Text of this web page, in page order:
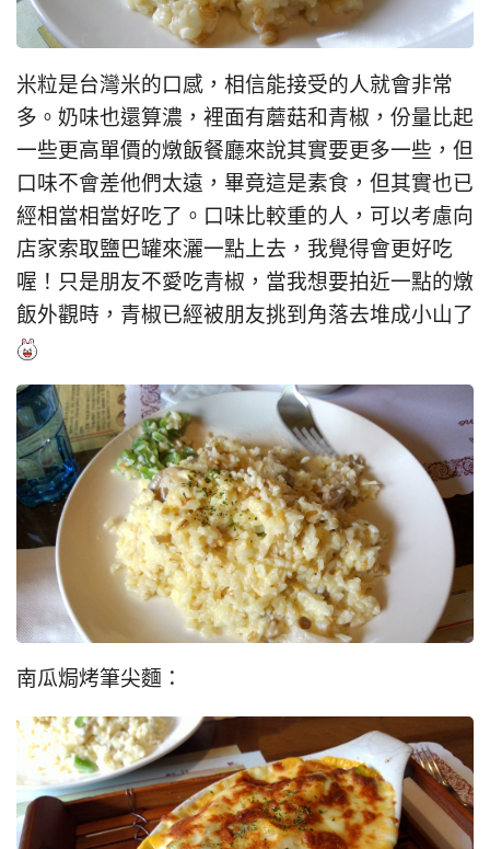
米粒是台灣米的口感，相信能接受的人就會非常
多。奶味也還算濃，裡面有蘑菇和青椒，份量比起
一些更高單價的燉飯餐廳來說其實要更多一些，但
口味不會差他們太遠，畢竟這是素食，但其實也已
經相當相當好吃了。口味比較重的人，可以考慮向
店家索取鹽巴罐來灑一點上去，我覺得會更好吃
喔！只是朋友不愛吃青椒，當我想要拍近一點的燉
飯外觀時，青椒已經被朋友挑到角落去堆成小山了
南瓜焗烤筆尖麵：